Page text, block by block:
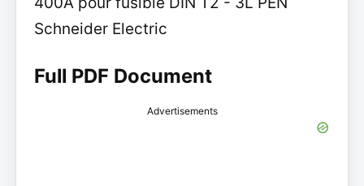
Schneider Electric
Full PDF Document
Advertisements